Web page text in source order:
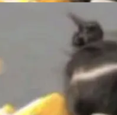
近期更
围绕三
一步支
式。
届大会
办，以
量新范
产业落地
Fedos